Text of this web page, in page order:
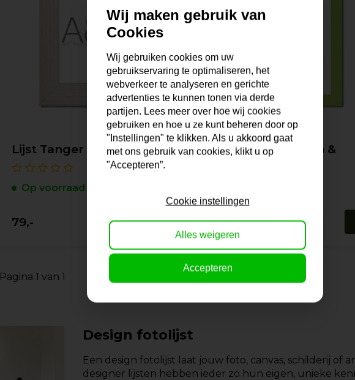
Lijst Tanger | Wit & Luxe
Op voorraad
79,-
Lijst Cuneo | Groen &
Op voorraad
34,-
Pagina 1 van 1
Design fotolijst
Een design fotolijst laat jouw foto, canvas, schilderij of
designer lijsten hebben ieder zo hun eigen, unieke
Wij maken gebruik van
Cookies
Wij gebruiken cookies om uw
gebruikservaring te optimaliseren, het
webverkeer te analyseren en gerichte
advertenties te kunnen tonen via derde
partijen. Lees meer over hoe wij cookies
gebruiken en hoe u ze kunt beheren door op
"Instellingen" te klikken. Als u akkoord gaat
met ons gebruik van cookies, klikt u op
"Accepteren”.
Cookie instellingen
Alles weigeren
Accepteren